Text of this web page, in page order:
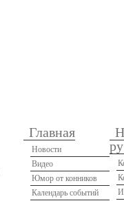
Главная
Новости
Видео
Юмор от конников
Календарь событий